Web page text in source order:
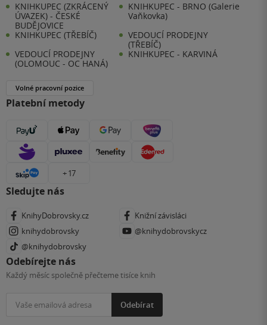
KNIHKUPEC (ZKRÁCENÝ
ÚVAZEK) - ČESKÉ
BUDĚJOVICE
KNIHKUPEC - BRNO (Galerie
Vaňkovka)
KNIHKUPEC (TŘEBÍČ)
VEDOUCÍ PRODEJNY
(TŘEBÍČ)
VEDOUCÍ PRODEJNY
(OLOMOUC - OC HANÁ)
KNIHKUPEC - KARVINÁ
Volné pracovní pozice
Platební metody
+ 17
Sledujte nás
KnihyDobrovsky.cz
Knižní závisláci
knihydobrovsky
@knihydobrovskycz
@knihydobrovsky
Odebírejte nás
Každý měsíc společně přečteme tisíce knih
Odebírat